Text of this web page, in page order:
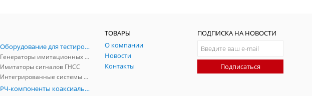
Оборудование для тестирования и симуляции ГНСС
Генераторы имитационных и заградительных помех
Имитаторы сигналов ГНСС
Интегрированные системы защиты от ГНСС-помех
РЧ-компоненты коаксиальные
ТОВАРЫ
О компании
Новости
Контакты
ПОДПИСКА НА НОВОСТИ
Подписаться